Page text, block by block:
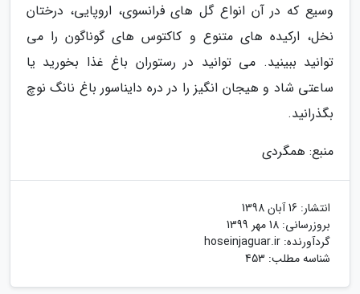
وسیع که در آن انواع گل های فرانسوی، اروپایی، درختان
نخل، ارکیده های متنوع و کاکتوس های گوناگون را می
توانید ببینید. می توانید در رستوران باغ غذا بخورید یا
ساعتی شاد و هیجان انگیز را در دره دایناسور باغ نانگ نوچ
بگذرانید.
منبع: همگردی
انتشار: 16 آبان 1398
بروزرسانی: 18 مهر 1399
گردآورنده: hoseinjaguar.ir
شناسه مطلب: 453